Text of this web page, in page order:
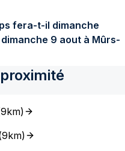
fera-t-il dimanche
9km)
9km)